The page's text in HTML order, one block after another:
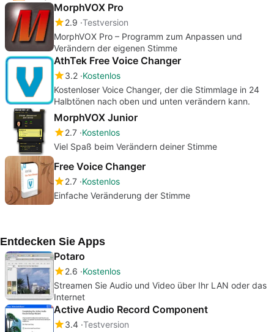
MorphVOX Pro
2.9 Testversion
MorphVOX Pro – Programm zum Anpassen und
Verändern der eigenen Stimme
AthTek Free Voice Changer
3.2 Kostenlos
Kostenloser Voice Changer, der die Stimmlage in 24
Halbtönen nach oben und unten verändern kann.
MorphVOX Junior
2.7 Kostenlos
Viel Spaß beim Verändern deiner Stimme
Free Voice Changer
2.7 Kostenlos
Einfache Veränderung der Stimme
Entdecken Sie Apps
Potaro
2.6 Kostenlos
Streamen Sie Audio und Video über Ihr LAN oder das
Internet
Active Audio Record Component
3.4 Testversion